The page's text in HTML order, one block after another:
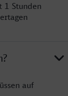
1 Stunden
auf